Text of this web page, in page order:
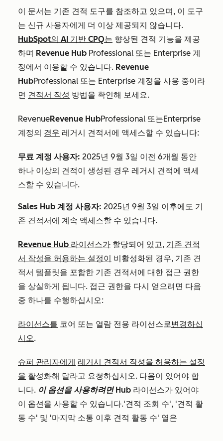
이 문서는 기존 견적 도구를 참조하고 있으며, 이 도구
는 신규 사용자에게 더 이상 제공되지 않습니다.
HubSpot의 AI 기반 CPQ는 향상된 견적 기능을 제공
하며 Revenue Hub Professional 또는 Enterprise 계
정에서 이용할 수 있습니다. Revenue
HubProfessional 또는 Enterprise 계정을 사용 중이라
면 견적서 작성 방법을 확인해 보세요.
RevenueRevenue HubProfessional 또는Enterprise
계정의 경우 레거시 견적서에 액세스할 수 있습니다:
무료 계정 사용자: 2025년 9월 3일 이전 6개월 동안
하나 이상의 견적이 생성된 경우 레거시 견적에 액세
스할 수 있습니다.
Sales Hub 계정 사용자: 2025년 9월 3일 이후에도 기
존 견적서에 계속 액세스할 수 있습니다.
Revenue Hub 라이선스가 할당되어 있고, 기존 견적
서 작성을 허용하는 설정이 비활성화된 경우, 기존 견
적서 템플릿을 포함한 기존 견적서에 대한 접근 권한
을 상실하게 됩니다. 접근 권한을 다시 얻으려면 다음
중 하나를 수행하십시오:
라이선스를 코어 또는 열람 전용 라이선스로변경하십
시오.
슈퍼 관리자에게 레거시 견적서 작성을 허용하는 설정
을 활성화해 달라고 요청하십시오. 다음이 있어야 합
니다. 이 옵션을 사용하려면Hub 라이선스가 있어야
이 옵션을 사용할 수 있습니다.'견적 조회 수', '견적 활
동 수' 및 '마지막 소통 이후 견적 활동 수' 열은